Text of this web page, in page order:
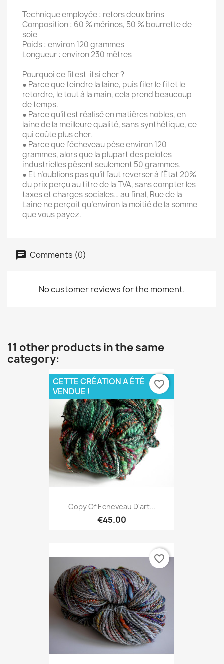
Technique employée : retors deux brins
Composition : 60 % mérinos, 50 % bourrette de
soie
Poids : environ 120 grammes
Longueur : environ 230 mètres
Pourquoi ce fil est-il si cher ?
● Parce que teindre la laine, puis filer le fil et le
retordre, le tout à la main, cela prend beaucoup
de temps.
● Parce qu’il est réalisé en matières nobles, en
laine de la meilleure qualité, sans synthétique, ce
qui coûte plus cher.
● Parce que l’écheveau pèse environ 120
grammes, alors que la plupart des pelotes
industrielles pèsent seulement 50 grammes.
● Et n’oublions pas qu’il faut reverser à l’État 20%
du prix perçu au titre de la TVA, sans compter les
taxes et charges sociales… au final, Rue de la
Laine ne perçoit qu’environ la moitié de la somme
que vous payez.
Comments (0)
No customer reviews for the moment.
11 other products in the same
category:
Copy Of Echeveau D'art...
€45.00
CETTE CRÉATION A ÉTÉ
VENDUE !
favorite_border
favorite_border